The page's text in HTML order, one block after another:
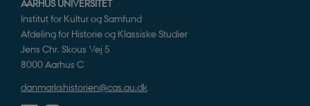
AARHUS UNIVERSITET
Institut for Kultur og Samfund
Afdeling for Historie og Klassiske Studier
Jens Chr. Skous Vej 5
8000 Aarhus C
danmarkshistorien@cas.au.dk
sp_landing
JSESSIONID